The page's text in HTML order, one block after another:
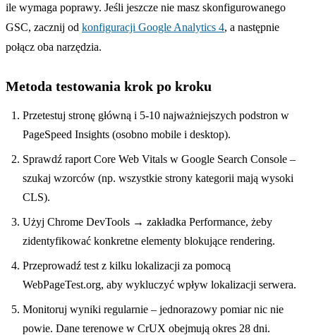
ile wymaga poprawy. Jeśli jeszcze nie masz skonfigurowanego
GSC, zacznij od konfiguracji Google Analytics 4, a następnie
połącz oba narzędzia.
Metoda testowania krok po kroku
Przetestuj stronę główną i 5-10 najważniejszych podstron w
PageSpeed Insights (osobno mobile i desktop).
Sprawdź raport Core Web Vitals w Google Search Console –
szukaj wzorców (np. wszystkie strony kategorii mają wysoki
CLS).
Użyj Chrome DevTools → zakładka Performance, żeby
zidentyfikować konkretne elementy blokujące rendering.
Przeprowadź test z kilku lokalizacji za pomocą
WebPageTest.org, aby wykluczyć wpływ lokalizacji serwera.
Monitoruj wyniki regularnie – jednorazowy pomiar nic nie
powie. Dane terenowe w CrUX obejmują okres 28 dni.